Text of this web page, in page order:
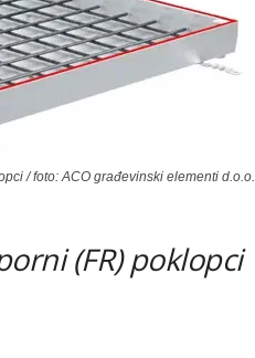
/ foto: ACO građevinski elementi d.o.o.
(FR) poklopci